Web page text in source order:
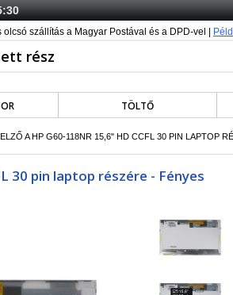
olcsó szállítás a Magyar Postával és a DPD-vel |
TÖLTŐ
A HP G60-118NR 15,6" HD CCFL 30 PIN LAPTOP
30 pin laptop részére - Fényes